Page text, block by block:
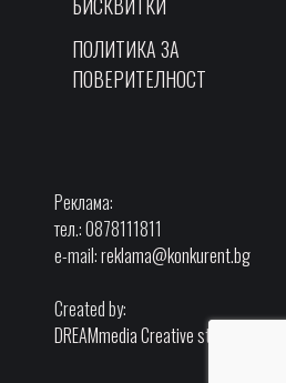
ПОЛИТИКА ЗА
ПОВЕРИТЕЛНОСТ
Реклама:
тел.: 0878111811
e-mail:reklama@konkurent.bg
Created by:
DREAMmedia Creative studio